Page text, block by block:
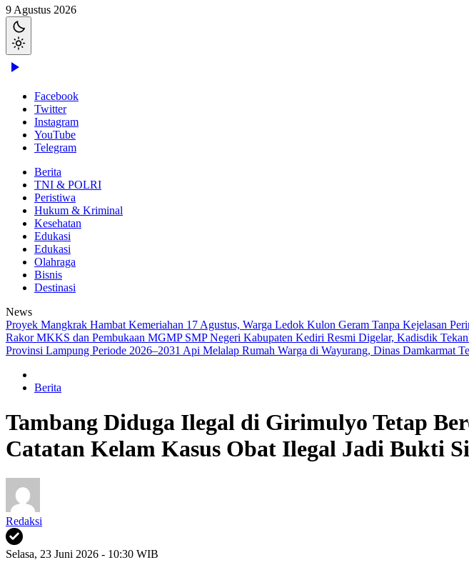
9 Agustus 2026
Facebook
Twitter
Instagram
YouTube
Telegram
Berita
TNI & POLRI
Peristiwa
Hukum & Kriminal
Kesehatan
Edukasi
Edukasi
Olahraga
Bisnis
Destinasi
News
‎Proyek Mangkrak Hambat Kemeriahan 17 Agustus, Warga Ledok Kulon Geram Tanpa Kejelasan
Rakor MKKS dan Pembukaan MGMP SMP Negeri Kabupaten Kediri Resmi Digelar, Kadisdik
Provinsi Lampung Periode 2026–2031 Api Melalap Rumah Warga di Wayurang, Dinas Damkarmat
Berita
‎Tambang Diduga Ilegal di Girimulyo Tetap
Catatan Kelam Kasus Obat Ilegal Jadi Bukti
Redaksi
Selasa, 23 Juni 2026 - 10:30 WIB